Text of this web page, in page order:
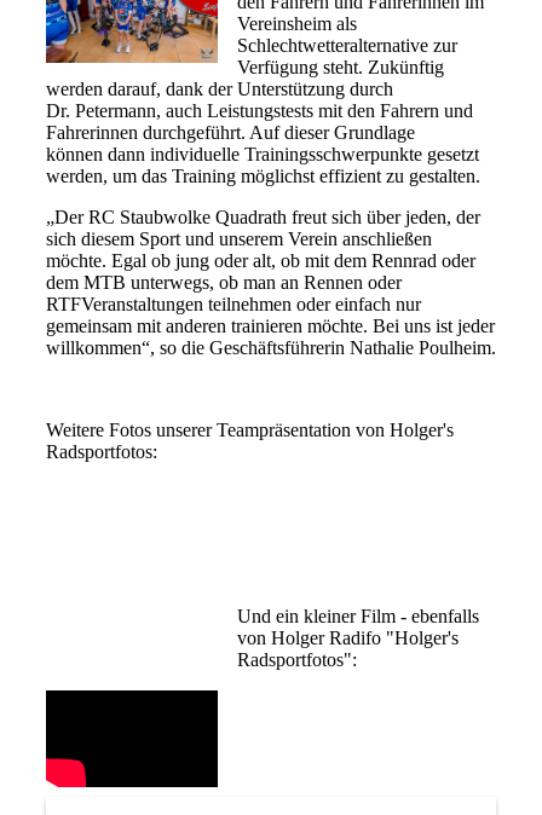
Vereinsheim als
Schlechtwetteralternative zur
Verfügung steht. Zukünftig
werden darauf, dank der Unterstützung durch
Dr. Petermann, auch Leistungstests mit den Fahrern und
Fahrerinnen durchgeführt. Auf dieser Grundlage
können dann individuelle Trainingsschwerpunkte gesetzt
werden, um das Training möglichst effizient zu gestalten.
„Der RC Staubwolke Quadrath freut sich über jeden, der
sich diesem Sport und unserem Verein anschließen
möchte. Egal ob jung oder alt, ob mit dem Rennrad oder
dem MTB unterwegs, ob man an Rennen oder
RTFVeranstaltungen teilnehmen oder einfach nur
gemeinsam mit anderen trainieren möchte. Bei uns ist jeder
willkommen“, so die Geschäftsführerin Nathalie Poulheim.
Weitere Fotos unserer Teampräsentation von Holger's
Radsportfotos:
Und ein kleiner Film - ebenfalls
von Holger Radifo "Holger's
Radsportfotos":